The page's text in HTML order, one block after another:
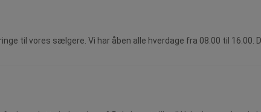
til vores ­sælgere. Vi har åben alle hver­dage fra 08.00 til 16.00.